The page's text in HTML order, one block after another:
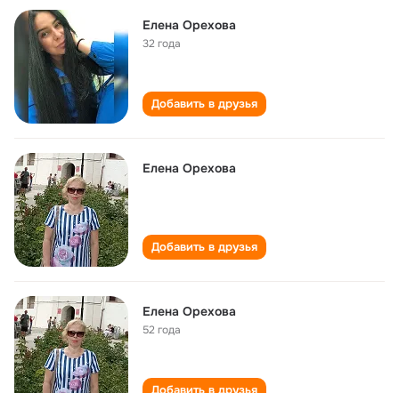
Елена Орехова
32 года
Добавить в друзья
Елена Орехова
Добавить в друзья
Елена Орехова
52 года
Добавить в друзья